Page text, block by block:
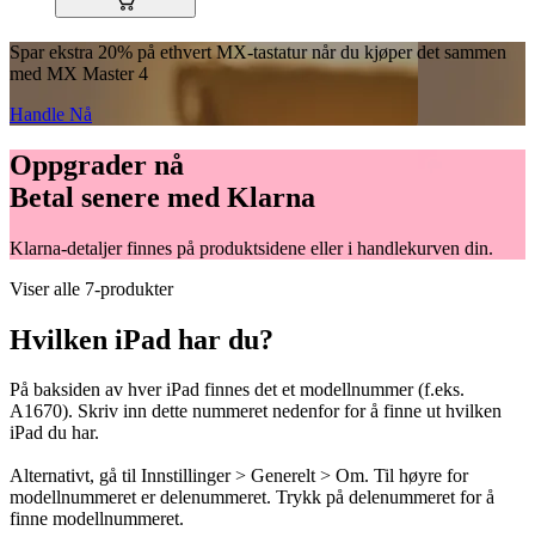
Spar ekstra 20% på ethvert MX-tastatur når du kjøper det sammen
med MX Master 4
Handle Nå
Oppgrader nå
Betal senere med Klarna
Klarna-detaljer finnes på produktsidene eller i handlekurven din.
Viser alle 7-produkter
Hvilken iPad har du?
På baksiden av hver iPad finnes det et modellnummer (f.eks.
A1670). Skriv inn dette nummeret nedenfor for å finne ut hvilken
iPad du har.
Alternativt, gå til Innstillinger > Generelt > Om. Til høyre for
modellnummeret er delenummeret. Trykk på delenummeret for å
finne modellnummeret.